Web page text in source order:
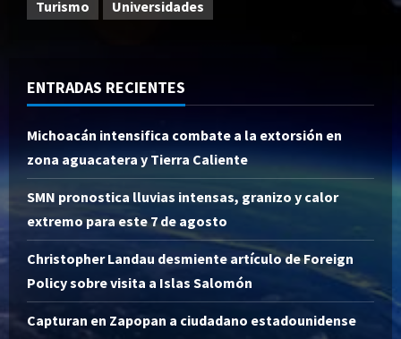
Turismo
Universidades
ENTRADAS RECIENTES
Michoacán intensifica combate a la extorsión en
zona aguacatera y Tierra Caliente
SMN pronostica lluvias intensas, granizo y calor
extremo para este 7 de agosto
Christopher Landau desmiente artículo de Foreign
Policy sobre visita a Islas Salomón
Capturan en Zapopan a ciudadano estadounidense